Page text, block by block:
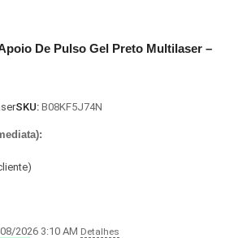
De Pulso Gel Preto Multilaser –
SKU: B08KF5J74N
2026 3:10 AM Detalhes